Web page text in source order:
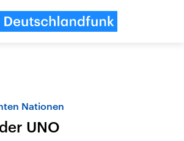
Nationen
UNO